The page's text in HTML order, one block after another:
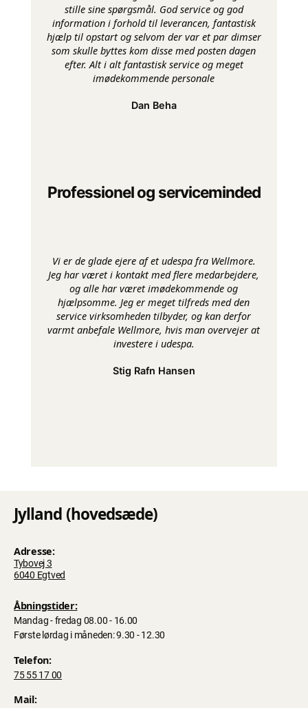
stille sine spørgsmål. God service og god
information i forhold til leverancen, fantastisk
hjælp til opstart og selvom der var et par dimser
som skulle byttes kom disse med posten dagen
efter. Alt i alt fantastisk service og meget
imødekommende personale
Dan Beha
Professionel og serviceminded
Vi er de glade ejere af et udespa fra Wellmore.
Jeg har været i kontakt med flere medarbejdere,
og alle har været imødekommende og
hjælpsomme. Jeg er meget tilfreds med den
service virksomheden tilbyder, og kan derfor
varmt anbefale Wellmore, hvis man overvejer at
investere i udespa.
Stig Rafn Hansen
Jylland (hovedsæde)
Adresse:
Tybovej 3
6040 Egtved
Åbningstider:
Mandag - fredag 08.00 - 16.00
Første lørdag i måneden: 9.30 - 12.30
Telefon:
75 55 17 00
Mail: